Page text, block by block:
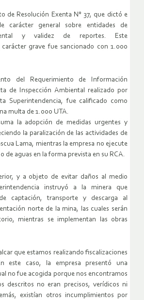
de Resolución Exenta N° 37, que dictó e
carácter general sobre entidades de
y validez de reportes. Este
grave fue sancionado con 1.000
del Requerimiento de Información
de Inspección Ambiental realizado por
Superintendencia, fue calificado como
multa de 1.000 UTA.
la adopción de medidas urgentes y
la paralización de las actividades de
Lama, mientras la empresa no ejecute
de aguas en la forma prevista en su RCA.
y a objeto de evitar daños al medio
instruyó a la minera que
captación, transporte y descarga al
norte de la mina, las cuales serán
mientras se implementan las obras
que estamos realizando fiscalizaciones
este caso, la empresa presentó una
no fue acogida porque nos encontramos
descritos no eran precisos, verídicos ni
existían otros incumplimientos por